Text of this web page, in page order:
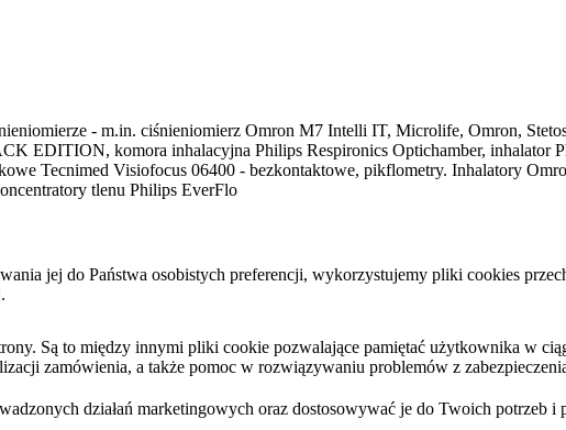
- m.in. ciśnieniomierz Omron M7 Intelli IT, Microlife, Omron,
EDITION, komora inhalacyjna Philips Respironics Optichamber, inhalator
Tecnimed Visiofocus 06400 - bezkontaktowe, pikflometry. Inhalatory
tlenu Philips EverFlo
jej do Państwa osobistych preferencji, wykorzystujemy pliki cookies
Są to między innymi pliki cookie pozwalające pamiętać użytkownika w
zamówienia, a także pomoc w rozwiązywaniu problemów z
działań marketingowych oraz dostosowywać je do Twoich potrzeb